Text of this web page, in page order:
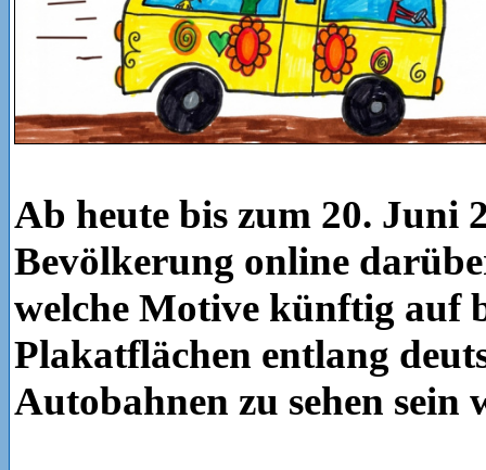
Ab heute bis zum 20. Juni
Bevölkerung online
welche Motive künftig auf
Plakatflächen entlang
Autobahnen zu sehen sein